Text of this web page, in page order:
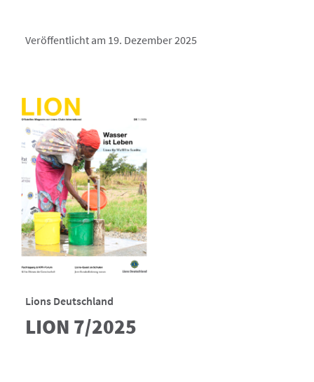
Veröffentlicht am 19. Dezember 2025
Lions Deutschland
LION 7/2025